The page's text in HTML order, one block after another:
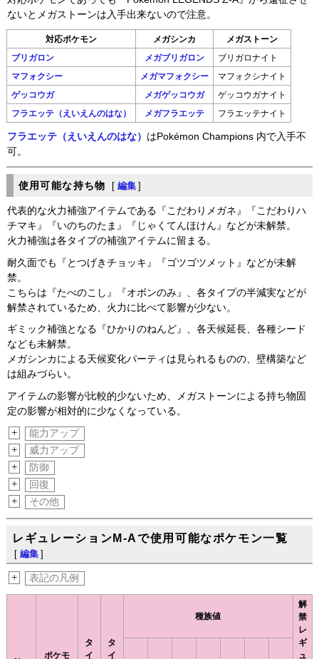
ないとメガストーンは入手出来ないので注意。
対応ポケモン メガシンカ メガストーン
ブリガロン メガブリガロン ブリガロナイト
マフォクシー メガマフォクシー マフォクシナイト
ゲッコウガ メガゲッコウガ ゲッコウガナイト
フラエッテ（えいえんのはな） メガフラエッテ フラエッテナイト
フラエッテ（えいえんのはな） はPokémon Champions 内で入手不
可。
使用可能な持ち物 [ 編集 ]
代表的な火力補強アイテムである『こだわりメガネ』『こだわりハ
チマキ』『いのちのたま』『じゃくてんほけん』などが未解禁。
火力補強は各タイプの補強アイテムに留まる。
耐久面でも『とつげきチョッキ』『ゴツゴツメット』などが未解
禁。
こちらは『たべのこし』『オボンのみ』、各タイプの半減実などが
解禁されているため、火力に比べて影響が少ない。
ギミック補強となる『ひかりのねんど』、各天候延長、各種シード
なども未解禁。
メガシンカによる天候変化パーティは見られるものの、壁構築など
は組みづらい。
アイテムの影響が比較的少ないため、メガストーンによる持ち物固
定の影響が相対的に少なくなっている。
+ 能力アップ
+ 威力アップ
+ 防御
+ 回復
+ その他
レギュレーションM-Aで使用可能なポケモン一覧
[ 編集 ]
+ 表記の凡例
ポケモ
タ
イ
タ
イ
種族値
解
禁
レ
ギ
ュ